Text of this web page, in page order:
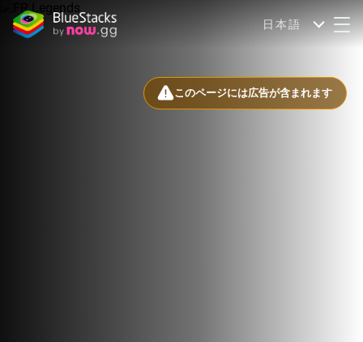
日本語
このページには広告が含まれます